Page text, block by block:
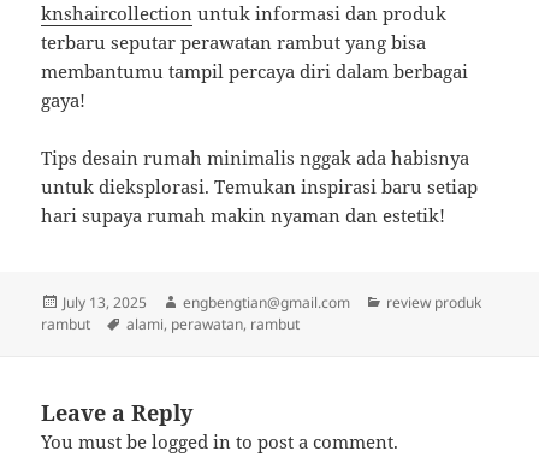
knshaircollection untuk informasi dan produk
terbaru seputar perawatan rambut yang bisa
membantumu tampil percaya diri dalam berbagai
gaya!
Tips desain rumah minimalis nggak ada habisnya
untuk dieksplorasi. Temukan inspirasi baru setiap
hari supaya rumah makin nyaman dan estetik!
Posted
on
July 13, 2025 Author
engbengtian@gmail.com Categories
review produk
rambut
Tags
alami, perawatan, rambut
Leave a Reply
You must belogged in to post a comment.